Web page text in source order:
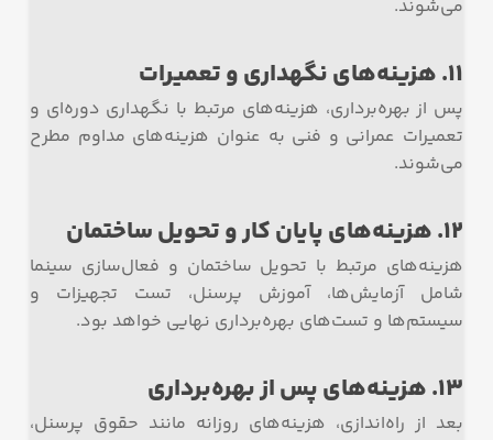
می‌شوند.
11. هزینه‌های نگهداری و تعمیرات
پس از بهره‌برداری، هزینه‌های مرتبط با نگهداری دوره‌ای و
تعمیرات عمرانی و فنی به عنوان هزینه‌های مداوم مطرح
می‌شوند.
12. هزینه‌های پایان کار و تحویل ساختمان
هزینه‌های مرتبط با تحویل ساختمان و فعال‌سازی سینما
شامل آزمایش‌ها، آموزش پرسنل، تست تجهیزات و
سیستم‌ها و تست‌های بهره‌برداری نهایی خواهد بود.
13. هزینه‌های پس از بهره‌برداری
بعد از راه‌اندازی، هزینه‌های روزانه مانند حقوق پرسنل،